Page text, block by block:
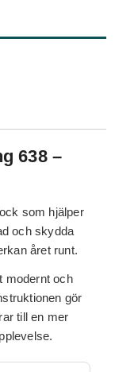
638 –
som hjälper
och skydda
året runt.
modernt och
gör
till en mer